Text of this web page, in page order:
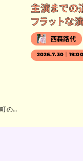
主演までの
フラットな
西森路代
2026.7.30｜
跡地で上演